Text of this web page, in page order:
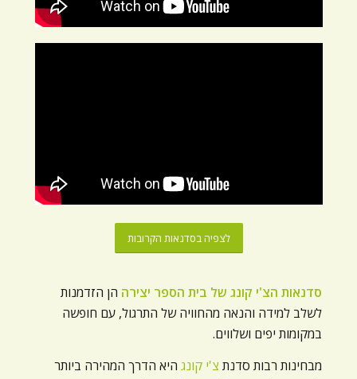
format_underlined הוסף קו תחתון לקישורים
לצפיה בסדנאות הקרובות
סדנאות הצ'י קונג של בית הספר יצירה הן הזדמנות
לשלב למידה והנאה מהחוויה של התרגול, עם חופשה
במקומות יפים ושלווים.
מבחינות רבות סדנת צ'י קונגהיא הדרך המהירה ביותר